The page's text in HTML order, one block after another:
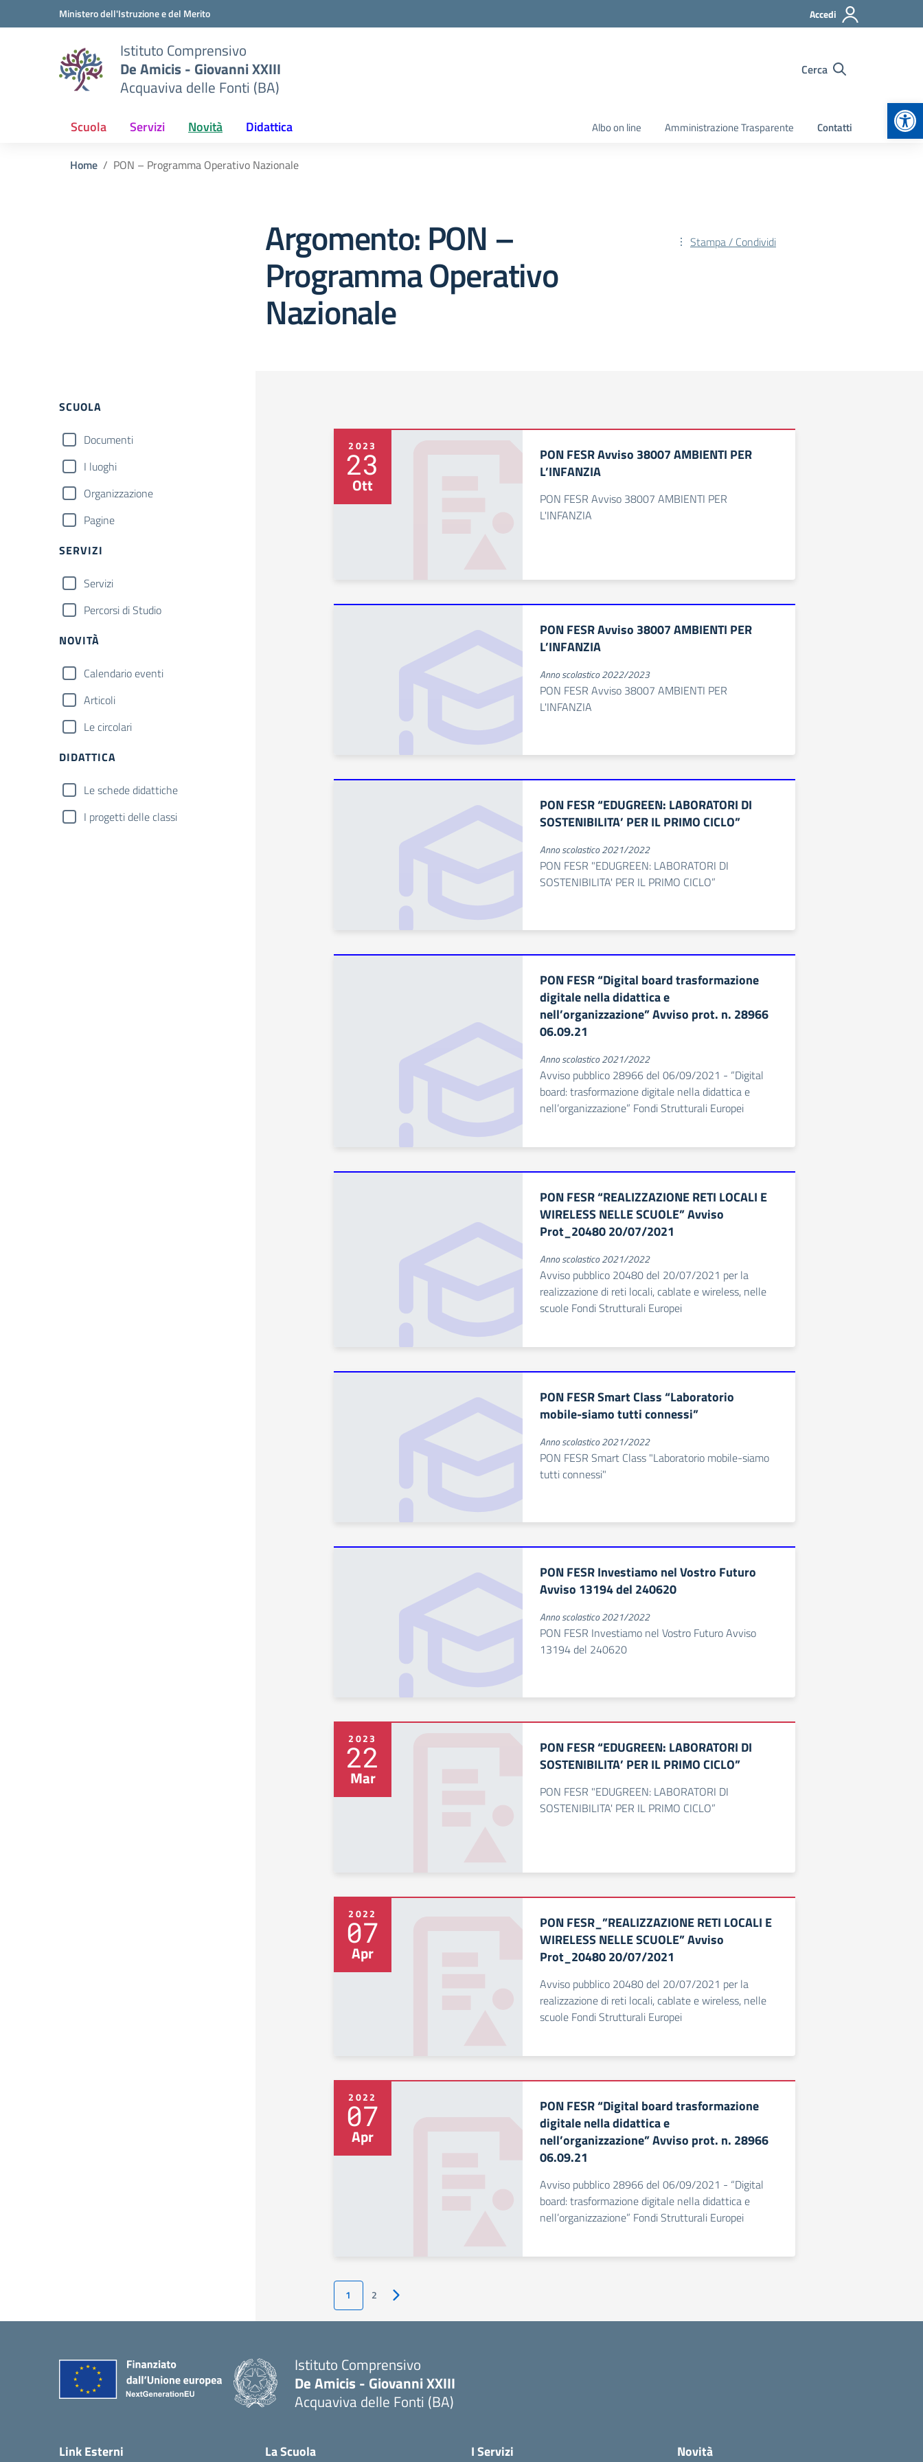
Vai ai contenuti
Vai al menu di navigazioneMinistero dell'Istruzione e del Merito Accedi
Istituto Comprensivo
De Amicis - Giovanni XXIII
Acquaviva delle Fonti (BA)
Cerca
Scuola Servizi Novità Didattica Albo on line Amministrazione Trasparente Contatti
Home PON – Programma Operativo Nazionale
Argomento: PON –
Programma Operativo
Nazionale
Stampa / Condividi
Filtri
SCUOLA
Documenti
I luoghi
Organizzazione
Pagine
SERVIZI
Servizi
Percorsi di Studio
NOVITÀ
Calendario eventi
Articoli
Le circolari
DIDATTICA
Le schede didattiche
I progetti delle classi
2023
23
Ott
PON FESR Avviso 38007 AMBIENTI PER
L’INFANZIA
PON FESR Avviso 38007 AMBIENTI PER
L'INFANZIA
PON FESR Avviso 38007 AMBIENTI PER
L’INFANZIA
Anno scolastico 2022/2023
PON FESR Avviso 38007 AMBIENTI PER
L'INFANZIA
PON FESR “EDUGREEN: LABORATORI DI
SOSTENIBILITA’ PER IL PRIMO CICLO”
Anno scolastico 2021/2022
PON FESR "EDUGREEN: LABORATORI DI
SOSTENIBILITA' PER IL PRIMO CICLO”
PON FESR “Digital board trasformazione
digitale nella didattica e
nell’organizzazione” Avviso prot. n. 28966
06.09.21
Anno scolastico 2021/2022
Avviso pubblico 28966 del 06/09/2021 - “Digital
board: trasformazione digitale nella didattica e
nell’organizzazione” Fondi Strutturali Europei
PON FESR “REALIZZAZIONE RETI LOCALI E
WIRELESS NELLE SCUOLE” Avviso
Prot_20480 20/07/2021
Anno scolastico 2021/2022
Avviso pubblico 20480 del 20/07/2021 per la
realizzazione di reti locali, cablate e wireless, nelle
scuole Fondi Strutturali Europei
PON FESR Smart Class “Laboratorio
mobile-siamo tutti connessi”
Anno scolastico 2021/2022
PON FESR Smart Class "Laboratorio mobile-siamo
tutti connessi"
PON FESR Investiamo nel Vostro Futuro
Avviso 13194 del 240620
Anno scolastico 2021/2022
PON FESR Investiamo nel Vostro Futuro Avviso
13194 del 240620
2023
22
Mar
PON FESR “EDUGREEN: LABORATORI DI
SOSTENIBILITA’ PER IL PRIMO CICLO”
PON FESR "EDUGREEN: LABORATORI DI
SOSTENIBILITA' PER IL PRIMO CICLO”
2022
07
Apr
PON FESR_”REALIZZAZIONE RETI LOCALI E
WIRELESS NELLE SCUOLE” Avviso
Prot_20480 20/07/2021
Avviso pubblico 20480 del 20/07/2021 per la
realizzazione di reti locali, cablate e wireless, nelle
scuole Fondi Strutturali Europei
2022
07
Apr
PON FESR “Digital board trasformazione
digitale nella didattica e
nell’organizzazione” Avviso prot. n. 28966
06.09.21
Avviso pubblico 28966 del 06/09/2021 - “Digital
board: trasformazione digitale nella didattica e
nell’organizzazione” Fondi Strutturali Europei
1 2 Pagina successiva
Istituto Comprensivo
De Amicis - Giovanni XXIII
Acquaviva delle Fonti (BA)
Link Esterni La Scuola I Servizi Novità